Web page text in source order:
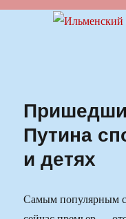
Ильменский
Путина
и детях
Самым популярным